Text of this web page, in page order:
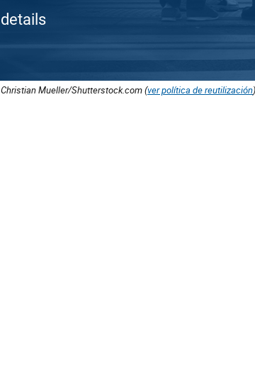
details
Christian Mueller/Shutterstock.com (ver política de reutilización